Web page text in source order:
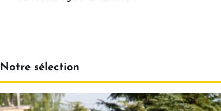
Notre sélection